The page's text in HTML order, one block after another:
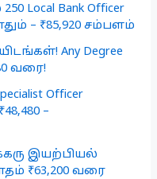
Local Bank Officer
– ₹85,920 சம்பளம்
Any Degree
வரை!
Officer
–
இயற்பியல்
₹63,200 வரை